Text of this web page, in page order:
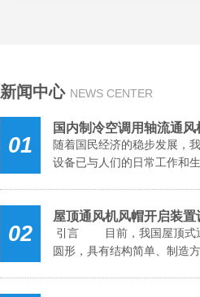
新闻中心 NEWS CENTER
01
国内制冷空调用轴流通
随着国民经济的稳步发展，
设备已与人们的日常工作
02
屋顶通风机风帽开启装置
引言 目前，我国屋顶式通
圆形，具有结构简单、制造